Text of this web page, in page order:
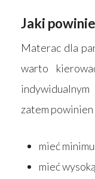
Jaki
Materac dla
warto
zatem
mieć
mieć